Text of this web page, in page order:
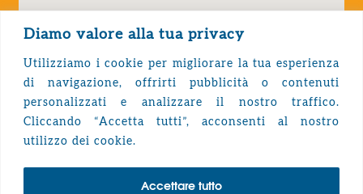
Diamo valore alla tua privacy
Utilizziamo i cookie per migliorare la tua esperienza
di navigazione, offrirti pubblicità o contenuti
personalizzati e analizzare il nostro traffico.
Cliccando “Accetta tutti”, acconsenti al nostro
utilizzo dei cookie.
Accettare tutto
Privacy Policy